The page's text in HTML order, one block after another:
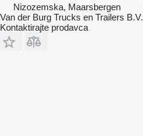
Nizozemska, Maarsbergen
Van der Burg Trucks en Trailers B.V.
Kontaktirajte prodavca